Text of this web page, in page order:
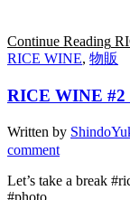
Continue Reading
RICE WINE, 物販
RICE WINE
Written by
comment
Let’s take a break
#photo